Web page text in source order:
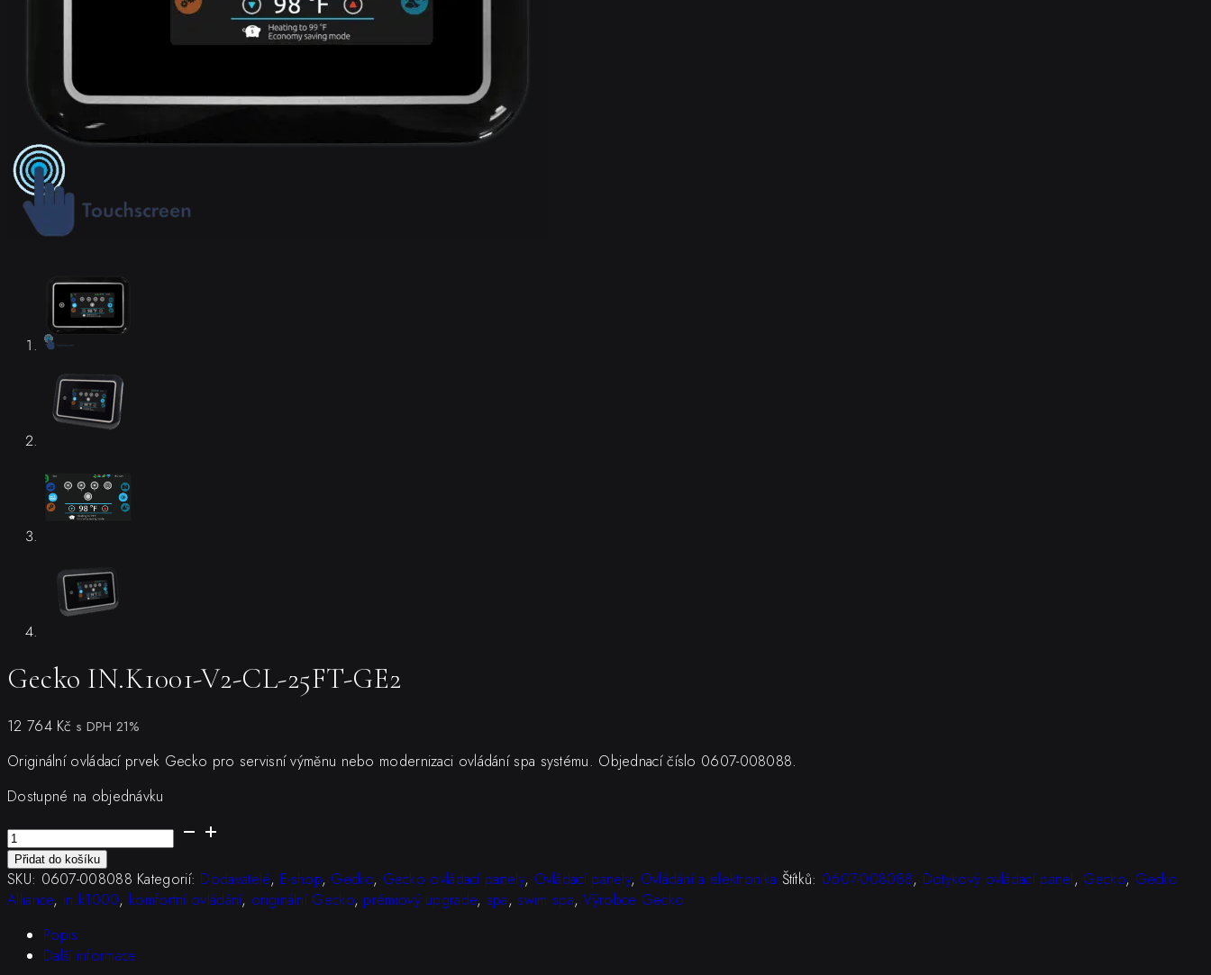
Gecko IN.K1001-V2-CL-25FT-GE2
12 764 Kč s DPH 21%
Originální ovládací prvek Gecko pro servisní výměnu nebo modernizaci ovládání spa systému. Objednací číslo 0607-008088.
Dostupné na objednávku
Gecko
IN.K1001-
V2-
CL-
GE2
množství
Přidat do košíku
SKU: 0607-008088 Kategorií: Dodavatelé, E-shop, Gecko, Gecko ovládací panely, Ovládací panely, Ovládání a elektronika Štítků: 0607-008088, Dotykový ovládací panel, Gecko, Gecko
Alliance, in.k1000, komfortní ovládání, originální Gecko, prémiový upgrade, spa, swim spa,Výrobce Gecko
Popis
Další informace